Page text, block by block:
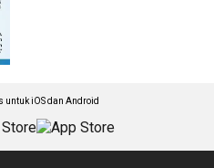
untuk iOS dan Android